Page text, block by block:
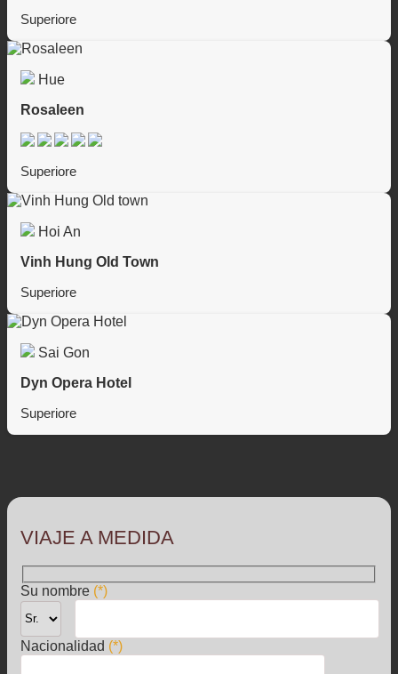
Superiore
Hue
Rosaleen
Superiore
Hoi An
Vinh Hung Old Town
Superiore
Sai Gon
Dyn Opera Hotel
Superiore
VIAJE A MEDIDA
Su nombre (*)
Nacionalidad (*)